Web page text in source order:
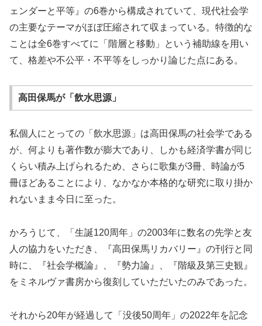
ェンダーと平等』の6巻から構成されていて、現代社会学
の主要なテーマがほぼ圧縮されて収まっている。特徴的な
ことは全6巻すべてに「階層と移動」という補助線を用い
て、格差や不公平・不平等をしっかり論じた点にある。
高田保馬が「飲水思源」
私個人にとっての「飲水思源」は高田保馬の社会学である
が、何よりも著作数が膨大であり、しかも経済学書が同じ
くらい積み上げられるため、さらに歌集が3冊、時論が5
冊ほどあることにより、なかなか本格的な研究に取り掛か
れないまま今日に至った。
かろうじて、「生誕120周年」の2003年に数名の先学と友
人の協力をいただき、『高田保馬リカバリー』の刊行と同
時に、『社会学概論』、『勢力論』、『階級及第三史観』
をミネルヴァ書房から復刻していただいたのみであった。
それから20年が経過して「没後50周年」の2022年を記念